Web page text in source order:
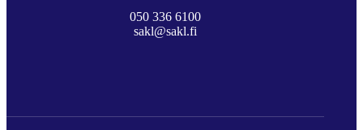
050 336 6100
sakl@sakl.fi